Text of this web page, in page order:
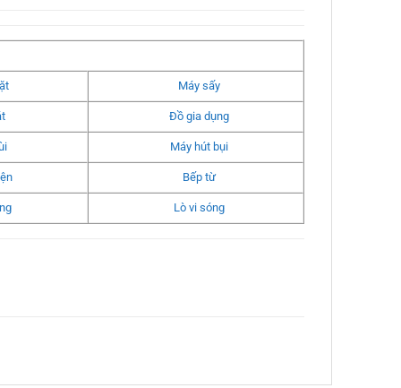
Máy sấy
Đồ gia dụng
Máy hút bụi
Bếp từ
Lò vi sóng